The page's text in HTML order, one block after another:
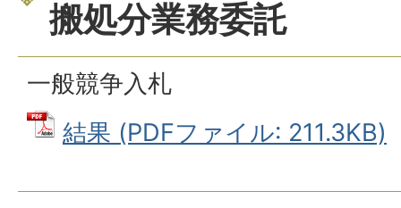
搬処分業務委託
一般競争入札
結果 (PDFファイル: 211.3KB)